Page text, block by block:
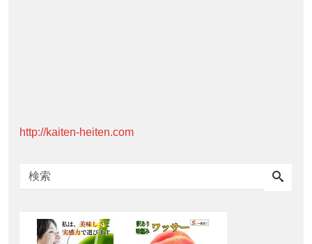
http://kaiten-heiten.com